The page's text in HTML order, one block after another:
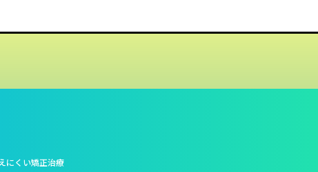
にくい矯正治療